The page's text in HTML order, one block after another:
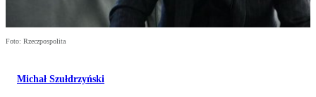
Foto: Rzeczpospolita
Michał Szułdrzyński